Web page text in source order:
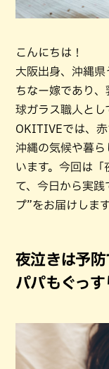
こんにちは！
大阪出身、沖縄県
ちなー嫁であり
球ガラス職人とし
OKITIVEでは、赤
沖縄の気候や暮
います。今回は
て、今日から実践
プ”をお届けします
夜泣きは予防
パパもぐっ